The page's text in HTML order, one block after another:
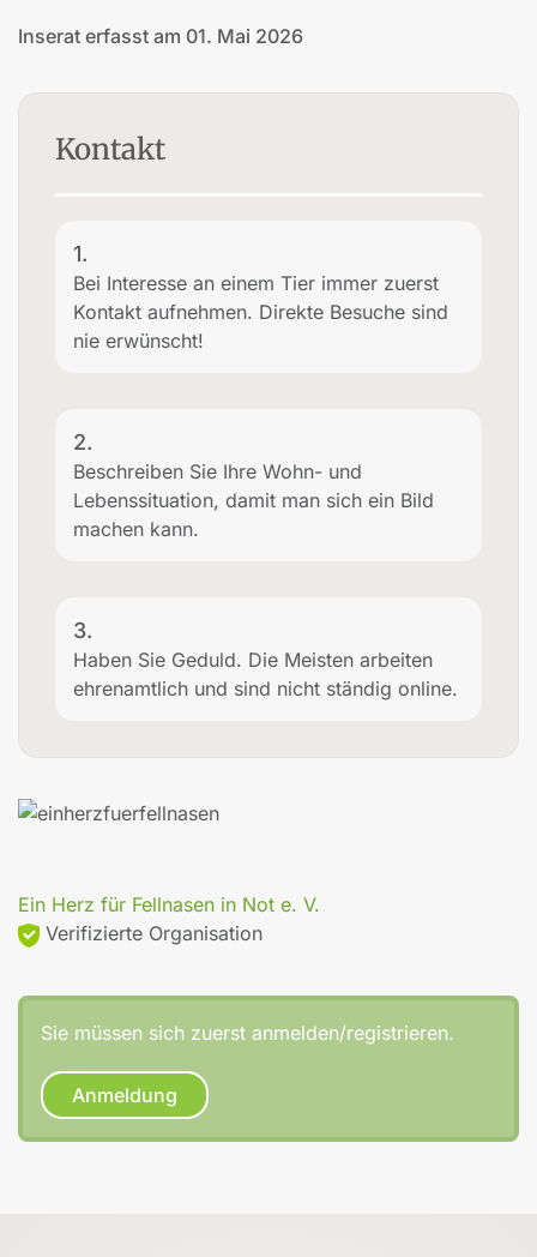
Inserat erfasst am 01. Mai 2026
Kontakt
1.
Bei Interesse an einem Tier immer zuerst
Kontakt aufnehmen. Direkte Besuche sind
nie erwünscht!
2.
Beschreiben Sie Ihre Wohn- und
Lebenssituation, damit man sich ein Bild
machen kann.
3.
Haben Sie Geduld. Die Meisten arbeiten
ehrenamtlich und sind nicht ständig online.
Ein Herz für Fellnasen in Not e. V.
Verifizierte Organisation
Sie müssen sich zuerst anmelden/registrieren.
Anmeldung